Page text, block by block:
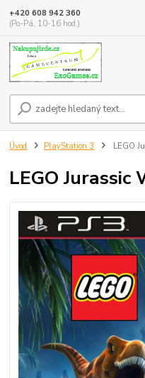
+420 608 942 360
(Po-Pá, 10-16 hod.)
Úvod PlayStation 3 LEGO
LEGO Jurassic